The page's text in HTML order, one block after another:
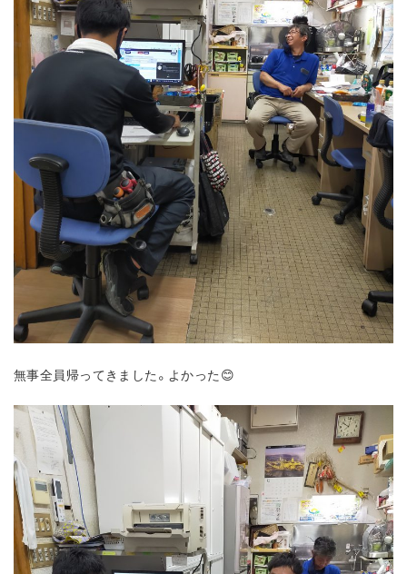
無事全員帰ってきました。よかった😊